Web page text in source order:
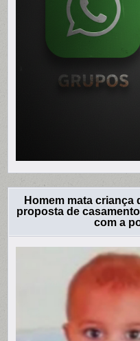
Homem mata criança
proposta de
com a